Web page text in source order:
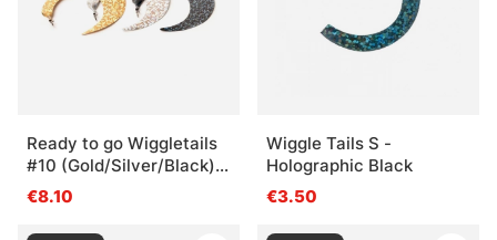
Ready to go Wiggletails
#10 (Gold/Silver/Black)
XXL
€8.10
Wiggle Tails S -
Holographic Black
€3.50